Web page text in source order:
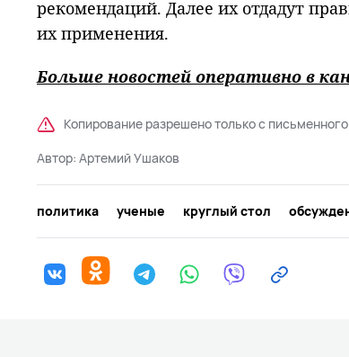
рекомендаций. Далее их отдадут
их применения.
Больше новостей оперативно в
Копирование разрешено только с
Автор: Артемий Ушаков
политика ученые круглый стол